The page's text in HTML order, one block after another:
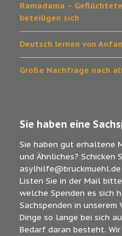
Ramadama –
beteiligen sich
Deutsch lernen von
Große Nachfrage nach
Sie haben eine
Sie haben gut erhaltene
und Ähnliches? Schicken
asylhilfe@bruckmuehl.de
Listen Sie in der Mail
welche Spenden es sich
Sachspenden in unserem
Dinge so lange bei sich
Bedarf daran besteht.